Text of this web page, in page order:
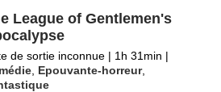
League of Gentlemen's
de sortie inconnue | 1h 31min |
Epouvante-horreur,